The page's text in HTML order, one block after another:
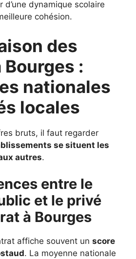
d’une dynamique scolaire
cohésion.
des
:
nationales
locales
bruts, il faut regarder
se situent les
autres.
entre le
et le privé
à Bourges
affiche souvent un score
. La moyenne nationale